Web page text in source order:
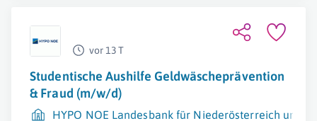
vor 13 T
Studentische Aushilfe Geldwäscheprävention
& Fraud (m/w/d)
HYPO NOE Landesbank für Niederösterreich und